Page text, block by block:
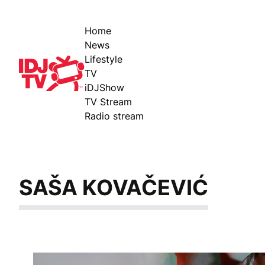
IDJ TV
Home
News
Lifestyle
TV
iDJShow
TV Stream
Radio stream
SAŠA KOVAČEVIĆ